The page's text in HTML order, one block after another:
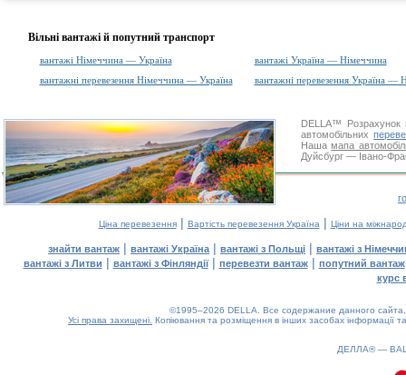
Вільні вантажі й попутний транспорт
вантажі Німеччина — Україна
вантажі Україна — Німеччина
вантажні перевезення Німеччина — Україна
вантажні перевезення Україна —
DELLA™
Розрахунок
автомобільних
Нашамапа
Дуйсбург — Івано-
Ціна перевезення| Вартість перевезення Україна | Ціни на
знайти вантаж | вантажі Україна | вантажі з Польщі | вантажі з
вантажі з Литви | вантажі з Фінляндії| перевезти вантаж| попутний вантаж
курс
©1995–2026 DELLA. Все содержание данного
Усі права захищені. Копіювання та розміщення в інших засобах інформації
ДЕЛЛА® —